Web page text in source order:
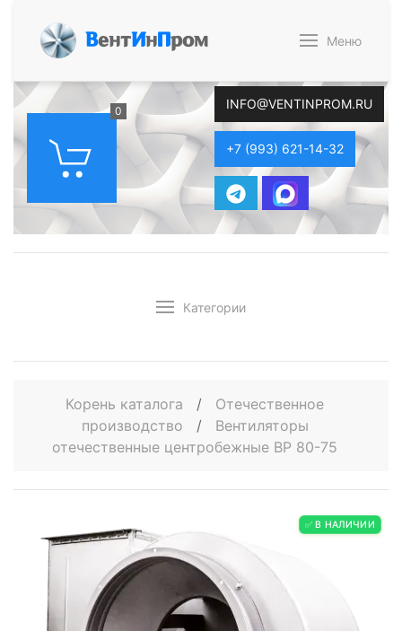
ВентИнПром Меню
0 INFO@VENTINPROM.RU
+7 (993) 621-14-32
Категории
Корень каталога /
Отечественное
производство
/
Вентиляторы
отечественные центробежные ВР 80-75
✅ В НАЛИЧИИ